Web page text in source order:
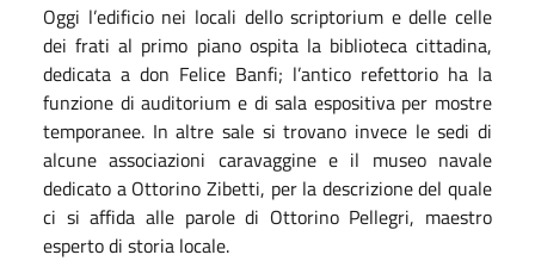
Oggi l’edificio nei locali dello scriptorium e delle celle
dei frati al primo piano ospita la biblioteca cittadina,
dedicata a don Felice Banfi; l’antico refettorio ha la
funzione di auditorium e di sala espositiva per mostre
temporanee. In altre sale si trovano invece le sedi di
alcune associazioni caravaggine e il museo navale
dedicato a Ottorino Zibetti, per la descrizione del quale
ci si affida alle parole di Ottorino Pellegri, maestro
esperto di storia locale.